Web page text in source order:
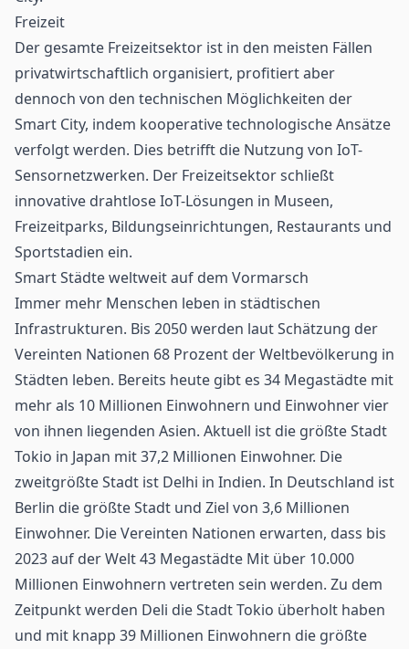
Freizeit
Der gesamte Freizeitsektor ist in den meisten Fällen
privatwirtschaftlich organisiert, profitiert aber
dennoch von den technischen Möglichkeiten der
Smart City, indem kooperative technologische Ansätze
verfolgt werden. Dies betrifft die Nutzung von IoT-
Sensornetzwerken. Der Freizeitsektor schließt
innovative drahtlose IoT-Lösungen in Museen,
Freizeitparks, Bildungseinrichtungen, Restaurants und
Sportstadien ein.
Smart Städte weltweit auf dem Vormarsch
Immer mehr Menschen leben in städtischen
Infrastrukturen. Bis 2050 werden laut Schätzung der
Vereinten Nationen 68 Prozent der Weltbevölkerung in
Städten leben. Bereits heute gibt es 34 Megastädte mit
mehr als 10 Millionen Einwohnern und Einwohner vier
von ihnen liegenden Asien. Aktuell ist die größte Stadt
Tokio in Japan mit 37,2 Millionen Einwohner. Die
zweitgrößte Stadt ist Delhi in Indien. In Deutschland ist
Berlin die größte Stadt und Ziel von 3,6 Millionen
Einwohner. Die Vereinten Nationen erwarten, dass bis
2023 auf der Welt 43 Megastädte Mit über 10.000
Millionen Einwohnern vertreten sein werden. Zu dem
Zeitpunkt werden Deli die Stadt Tokio überholt haben
und mit knapp 39 Millionen Einwohnern die größte